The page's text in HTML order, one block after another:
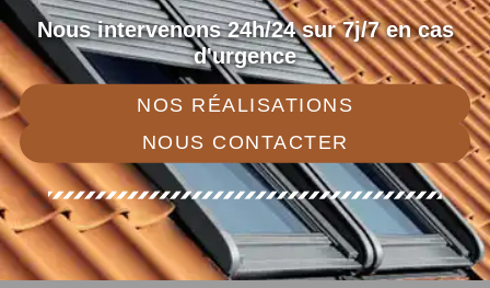
Nous intervenons 24h/24 sur 7j/7 en cas
d'urgence
NOS RÉALISATIONS
NOUS CONTACTER